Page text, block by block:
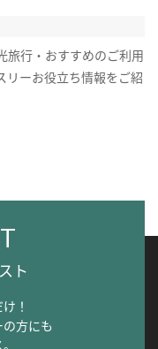
旅行・おすすめのご利用
リーお役立ち情報をご紹
ト
！
方にも